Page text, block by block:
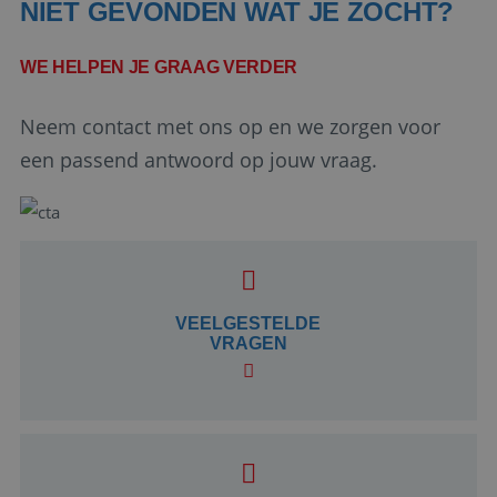
NIET GEVONDEN WAT JE ZOCHT?
WE HELPEN JE GRAAG VERDER
Neem contact met ons op en we zorgen voor
een passend antwoord op jouw vraag.
VEELGESTELDE
VRAGEN